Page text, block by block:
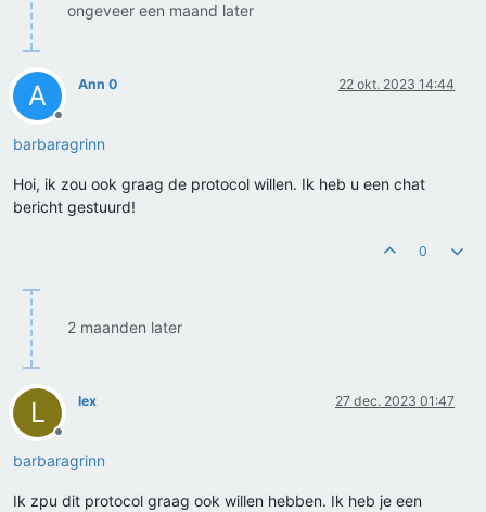
ongeveer een maand later
A
Offline
Ann 0 22 okt. 2023 14:44
barbaragrinn
Hoi, ik zou ook graag de protocol willen. Ik heb u een chat
bericht gestuurd!
0
2 maanden later
L
Offline
lex 27 dec. 2023 01:47
barbaragrinn
Ik zpu dit protocol graag ook willen hebben. Ik heb je een